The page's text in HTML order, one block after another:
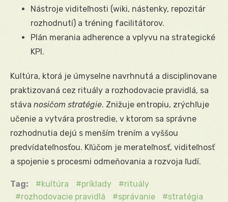
Nástroje viditeľnosti (wiki, nástenky, repozitár
rozhodnutí) a tréning facilitátorov.
Plán merania adherence a vplyvu na strategické
KPI.
Kultúra, ktorá je úmyselne navrhnutá a disciplinovane
praktizovaná cez rituály a rozhodovacie pravidlá, sa
stáva nosičom stratégie. Znižuje entropiu, zrýchľuje
učenie a vytvára prostredie, v ktorom sa správne
rozhodnutia dejú s menším trením a vyššou
predvídateľnosťou. Kľúčom je merateľnosť, viditeľnosť
a spojenie s procesmi odmeňovania a rozvoja ľudí.
Tag: kultúra príklady
rituály
rozhodovacie pravidlá
správanie
stratégia